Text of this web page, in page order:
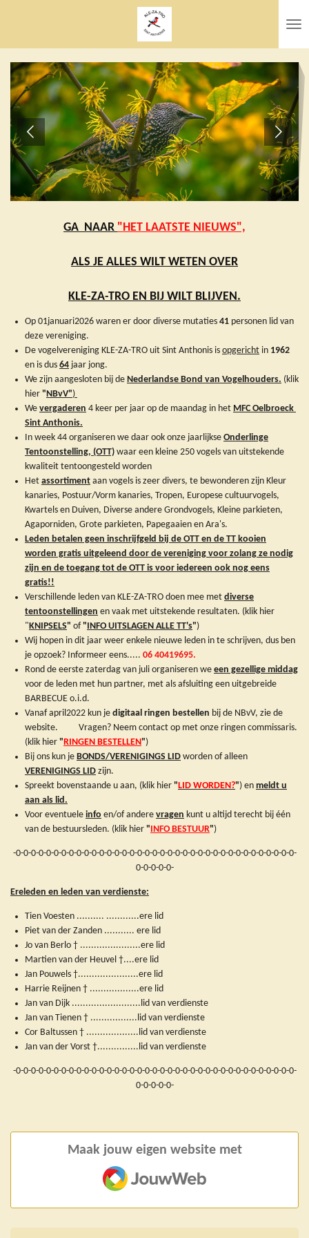
hoofdinhoud
GA NAAR " HET LAATSTE NIEUWS",
ALS JE ALLES WILT WETEN OVER
KLE-ZA-TRO EN BIJ WILT BLIJVEN.
Op 01januari2026 waren er door diverse mutaties 41 personen lid van
deze vereniging.
De vogelvereniging KLE-ZA-TRO uit Sint Anthonis is opgericht in 1962
en is dus 64 jaar jong.
We zijn aangesloten bij de Nederlandse Bond van Vogelhouders. (klik
hier "NBvV")
We vergaderen 4 keer per jaar op de maandag in het MFC Oelbroeck
Sint Anthonis.
In week 44 organiseren we daar ook onze jaarlijkse Onderlinge
Tentoonstelling, (OTT) waar een kleine 250 vogels van uitstekende
kwaliteit tentoongesteld worden
Het assortiment aan vogels is zeer divers, te bewonderen zijn Kleur
kanaries, Postuur/Vorm kanaries, Tropen, Europese cultuurvogels,
Kwartels en Duiven, Diverse andere Grondvogels, Kleine parkieten,
Agaporniden, Grote parkieten, Papegaaien en Ara's.
Leden betalen geen inschrijfgeld bij de OTT en de TT kooien
worden gratis uitgeleend door de vereniging voor zolang ze nodig
zijn en de toegang tot de OTT is voor iedereen ook nog eens
gratis!!
Verschillende leden van KLE-ZA-TRO doen mee met diverse
tentoonstellingen en vaak met uitstekende resultaten. (klik hier
"KNIPSELS" of"INFO UITSLAGEN ALLE TT's")
Wij hopen in dit jaar weer enkele nieuwe leden in te schrijven, dus ben
je opzoek? Informeer eens..... 06 40419695.
Rond de eerste zaterdag van juli organiseren we een gezellige middag
voor de leden met hun partner, met als afsluiting een uitgebreide
BARBECUE o.i.d.
Vanaf april2022 kun je digitaal ringen bestellen bij de NBvV, zie de
website. Vragen? Neem contact op met onze ringen commissaris.
(klik hier "RINGEN BESTELLEN")
Bij ons kun je BONDS/VERENIGINGS LID worden of alleen
VERENIGINGS LID zijn.
Spreekt bovenstaande u aan, (klik hier "LID WORDEN?") en meldt u
aan als lid.
Voor eventuele info en/of andere vragen kunt u altijd terecht bij één
van de bestuursleden. (klik hier "INFO BESTUUR")
-0-0-0-0-0-0-0-0-0-0-0-0-0-0-0-0-0-0-0-0-0-0-0-0-0-0-0-0-0-0-0-0-0-0-0-0-0-
0-0-0-0-0-
Ereleden en leden van verdienste:
Tien Voesten .......... ............ere lid
Piet van der Zanden ........... ere lid
Jo van Berlo † ......................ere lid
Martien van der Heuvel †....ere lid
Jan Pouwels †......................ere lid
Harrie Reijnen † ..................ere lid
Jan van Dijk .........................lid van verdienste
Jan van Tienen † .................lid van verdienste
Cor Baltussen † ...................lid van verdienste
Jan van der Vorst †...............lid van verdienste
-0-0-0-0-0-0-0-0-0-0-0-0-0-0-0-0-0-0-0-0-0-0-0-0-0-0-0-0-0-0-0-0-0-0-0-0-0-
0-0-0-0-0-
Maak jouw eigen website met
JouwWeb